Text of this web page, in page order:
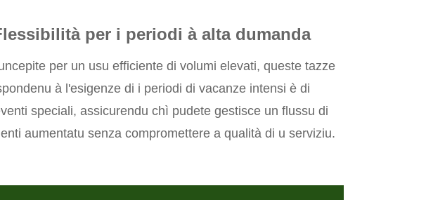
per i periodi à alta dumanda
per un usu efficiente di volumi elevati, queste tazze
à l'esigenze di i periodi di vacanze intensi è di
speciali, assicurendu chì pudete gestisce un flussu di
aumentatu senza compromettere a qualità di u serviziu.